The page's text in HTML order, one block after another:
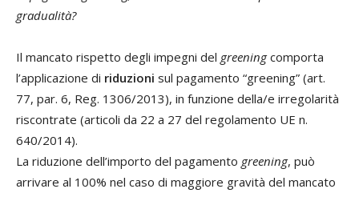
gradualità?
Il mancato rispetto degli impegni del greeningcomporta
l’applicazione di riduzioni sul pagamento “greening” (art.
77, par. 6, Reg. 1306/2013), in funzione della/e irregolarità
riscontrate (articoli da 22 a 27 del regolamento UE n.
640/2014).
La riduzione dell’importo del pagamento greening, può
arrivare al 100% nel caso di maggiore gravità del mancato